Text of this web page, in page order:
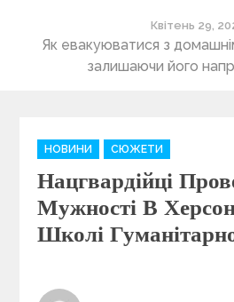
Квітень 29,
Як евакуюватися з
залишаючи його
C
a
e
g
o
e
НОВИНИ СЮЖЕТИ
Нацгвардійці
Мужності В
Школі